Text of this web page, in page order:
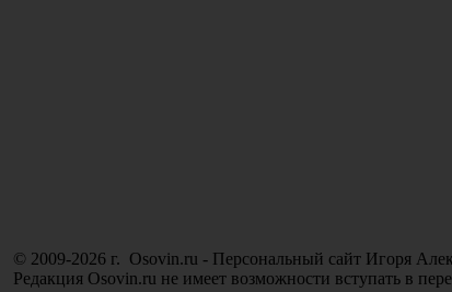
© 2009-2026 г. Osovin.ru - Персональный сайт Игоря
Редакция Osovin.ru не имеет возможности вступать в